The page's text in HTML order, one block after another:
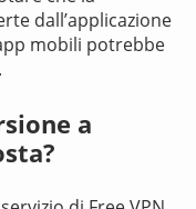
dall’applicazione
mobili potrebbe
a